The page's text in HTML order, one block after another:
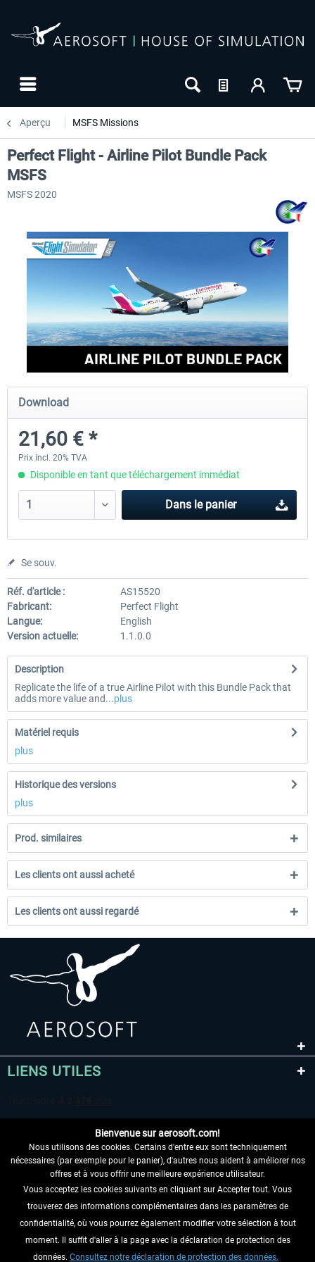
Aperçu MSFS Missions
Perfect Flight - Flying Germany MSFS
Perfect Flight - FS Explorer -
Italy MSFS
Perfect Flight - Airline Pilot Bundle Pack
MSFS
MSFS 2020
Download
21,60 € *
Prix incl. 20% TVA
Disponible en tant que téléchargement immédiat
Dans le panier
Se souv.
Réf. d'article :
AS15520
Fabricant:
Perfect Flight
Langue:
English
Version actuelle:
1.1.0.0
Description
Replicate the life of a true Airline Pilot with this Bundle Pack that
adds more value and...plus
Matériel requis
plus
Historique des versions
plus
Prod. similaires
Les clients ont aussi acheté
Les clients ont aussi regardé
LIENS UTILES
RENONCER AU CONTRAT ICI
INFORMATIONS
NE MANQUEZ PAS LES DERNIÈRES
Bienvenue sur aerosoft.com!
Nous utilisons des cookies. Certains d'entre eux sont techniquement
nécessaires (par exemple pour le panier), d'autres nous aident à améliorer nos
offres et à vous offrir une meilleure expérience utilisateur.
Vous acceptez les cookies suivants en cliquant sur Accepter tout. Vous
trouverez des informations complémentaires dans les paramètres de
confidentialité, où vous pourrez également modifier votre sélection à tout
moment. Il suffit d'aller à la page avec la déclaration de protection des
données. Consultez notre déclaration de protection des données.